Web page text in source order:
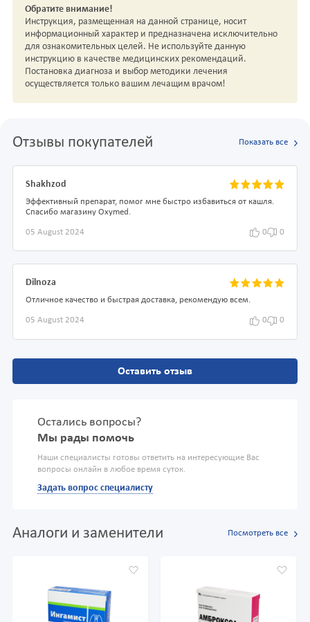
Обратите внимание!
Инструкция, размещенная на данной странице, носит
информационный характер и предназначена исключительно
для ознакомительных целей. Не используйте данную
инструкцию в качестве медицинских рекомендаций.
Постановка диагноза и выбор методики лечения
осуществляется только вашим лечащим врачом!
Отзывы покупателей Показать все
Shakhzod
Эффективный препарат, помог мне быстро избавиться от кашля.
Спасибо магазину Oxymed.
05 August 2024 0 0
Dilnoza
Отличное качество и быстрая доставка, рекомендую всем.
05 August 2024 0 0
Оставить отзыв
Остались вопросы?
Мы рады помочь
Наши специалисты готовы ответить на интересующие Вас
вопросы онлайн в любое время суток.
Задать вопрос специалисту
Аналоги и заменители Посмотреть все